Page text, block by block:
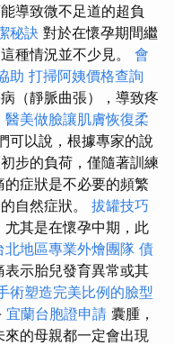
導致微不足道的超負
秘訣 對於在懷孕期間繼
種情況並不少見。 會
助 打掃阿姨價格查詢
（靜脈曲張），導致疼
醫美做臉讓肌膚恢復柔
可以說，根據專家的說
步的負荷，僅隨著訓練
症狀是不必要的頻繁
自然症狀。 拔罐技巧
其是在懷孕中期，此
北地區專業外燴團隊 債
示胎兒發育異常或其
術塑造完美比例的臉型
宜蘭台胞證申請 囊腫，
的母親都一定會出現